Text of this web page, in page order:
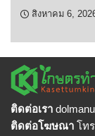
สิงหาคม 6,
ติดต่อเรา
ติดต่อโฆษณา โท